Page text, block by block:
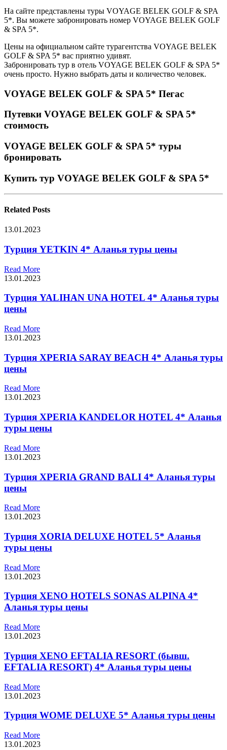
На сайте представлены туры VOYAGE BELEK GOLF & SPA
5*. Вы можете забронировать номер VOYAGE BELEK GOLF
& SPA 5*.
Цены на официальном сайте турагентства VOYAGE BELEK
GOLF & SPA 5* вас приятно удивят.
Забронировать тур в отель VOYAGE BELEK GOLF & SPA 5*
очень просто. Нужно выбрать даты и количество человек.
VOYAGE BELEK GOLF & SPA 5* Пегас
Путевки VOYAGE BELEK GOLF & SPA 5*
стоимость
VOYAGE BELEK GOLF & SPA 5* туры
бронировать
Купить тур VOYAGE BELEK GOLF & SPA 5*
Related Posts
13.01.2023
Турция YETKIN 4* Аланья туры цены
Read More
13.01.2023
Турция YALIHAN UNA HOTEL 4* Аланья туры
цены
Read More
13.01.2023
Турция XPERIA SARAY BEACH 4* Аланья туры
цены
Read More
13.01.2023
Турция XPERIA KANDELOR HOTEL 4* Аланья
туры цены
Read More
13.01.2023
Турция XPERIA GRAND BALI 4* Аланья туры
цены
Read More
13.01.2023
Турция XORIA DELUXE HOTEL 5* Аланья
туры цены
Read More
13.01.2023
Турция XENO HOTELS SONAS ALPINA 4*
Аланья туры цены
Read More
13.01.2023
Турция XENO EFTALIA RESORT (бывш.
EFTALIA RESORT) 4* Аланья туры цены
Read More
13.01.2023
Турция WOME DELUXE 5* Аланья туры цены
Read More
13.01.2023